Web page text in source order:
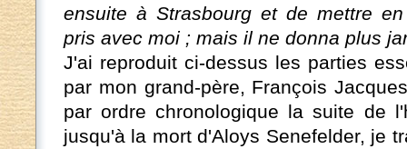
ensuite à Strasbourg et de mettre
pris avec moi ; mais il ne donna plus
J'ai reproduit ci-dessus les parties
par mon grand-père, François
par ordre chronologique la suite de
jusqu'à la mort d'Aloys Senefelder, je